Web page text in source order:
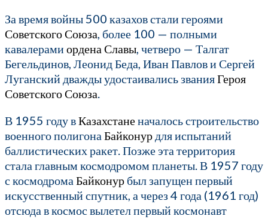
За время войны 500 казахов стали героями
Советского Союза, более 100 — полными
кавалерамиордена Славы, четверо — Талгат
Бегельдинов, Леонид Беда, Иван Павлов и Сергей
Луганский дважды удостаивались званияГероя
Советского Союза.
В 1955 году вКазахстаненачалось строительство
военного полигона Байконур для испытаний
баллистических ракет. Позже эта территория
стала главным космодромом планеты. В 1957 году
с космодрома Байконур был запущен первый
искусственный спутник, а через 4 года (1961 год)
отсюда в космос вылетел первый космонавт